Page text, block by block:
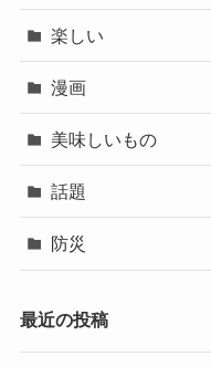
楽しい
漫画
美味しいもの
話題
防災
最近の投稿